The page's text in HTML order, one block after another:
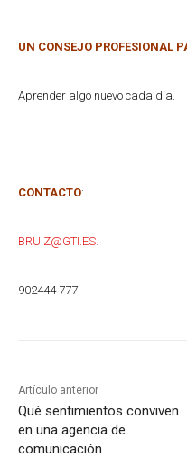
UN CONSEJO PROFESIONAL
Aprender algo nuevo cada día.
CONTACTO:
BRUIZ@GTI.ES.
902444 777
Artículo anterior
Qué sentimientos conviven
en una agencia de
comunicación